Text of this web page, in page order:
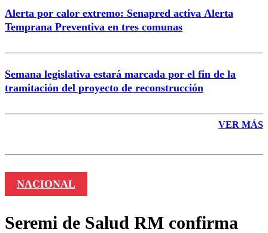
Alerta por calor extremo: Senapred activa Alerta
Temprana Preventiva en tres comunas
Semana legislativa estará marcada por el fin de la
tramitación del proyecto de reconstrucción
VER MÁS
NACIONAL
Seremi de Salud RM confirma